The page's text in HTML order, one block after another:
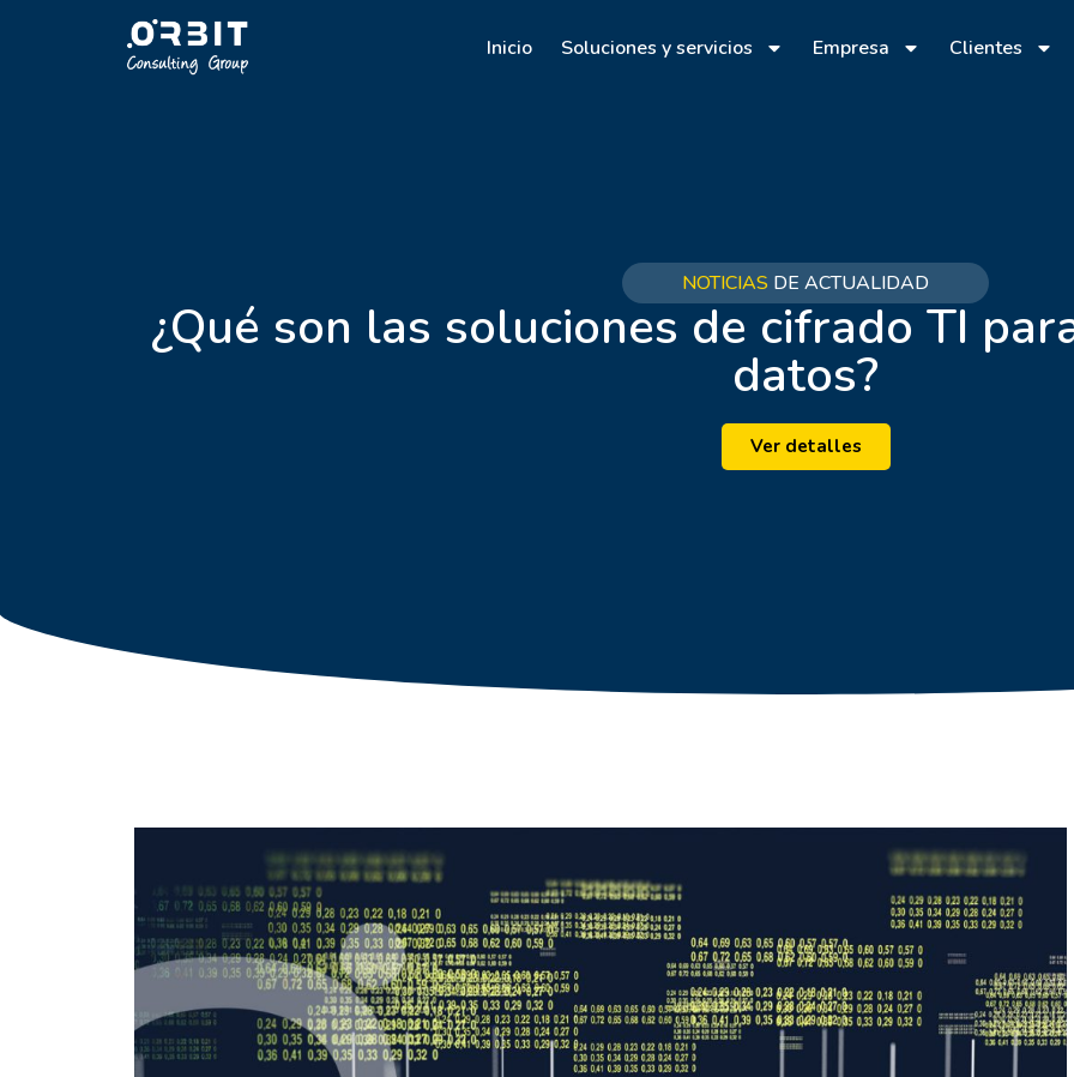
Inicio Soluciones y servicios Empresa Clientes
NOTICIAS DE ACTUALIDAD
¿Qué son las soluciones de cifrado TI
datos?
Ver detalles